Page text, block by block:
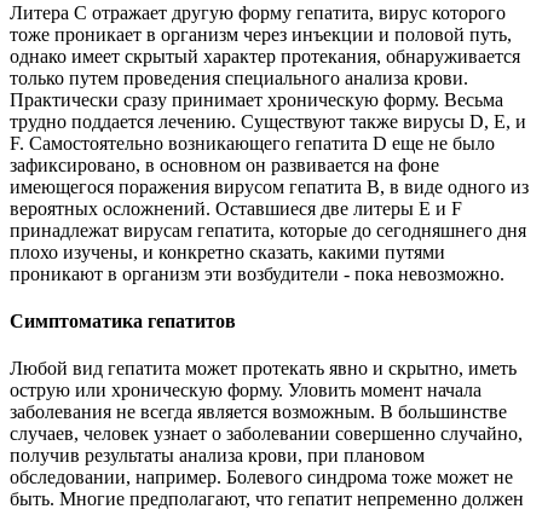
Литера C отражает другую форму гепатита, вирус которого
тоже проникает в организм через инъекции и половой путь,
однако имеет скрытый характер протекания, обнаруживается
только путем проведения специального анализа крови.
Практически сразу принимает хроническую форму. Весьма
трудно поддается лечению. Существуют также вирусы D, E, и
F. Самостоятельно возникающего гепатита D еще не было
зафиксировано, в основном он развивается на фоне
имеющегося поражения вирусом гепатита B, в виде одного из
вероятных осложнений. Оставшиеся две литеры E и F
принадлежат вирусам гепатита, которые до сегодняшнего дня
плохо изучены, и конкретно сказать, какими путями
проникают в организм эти возбудители - пока невозможно.
Симптоматика гепатитов
Любой вид гепатита может протекать явно и скрытно, иметь
острую или хроническую форму. Уловить момент начала
заболевания не всегда является возможным. В большинстве
случаев, человек узнает о заболевании совершенно случайно,
получив результаты анализа крови, при плановом
обследовании, например. Болевого синдрома тоже может не
быть. Многие предполагают, что гепатит непременно должен